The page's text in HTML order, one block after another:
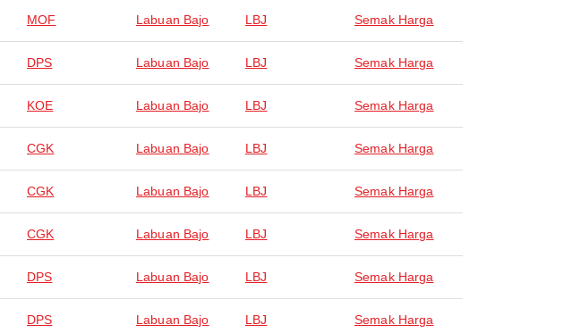
MOF Labuan Bajo LBJ Semak Harga
DPS Labuan Bajo LBJ Semak Harga
KOE Labuan Bajo LBJ Semak Harga
CGK Labuan Bajo LBJ Semak Harga
CGK Labuan Bajo LBJ Semak Harga
CGK Labuan Bajo LBJ Semak Harga
DPS Labuan Bajo LBJ Semak Harga
DPS Labuan Bajo LBJ Semak Harga